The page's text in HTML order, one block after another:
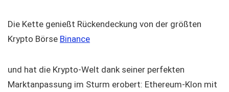
Die Kette genießt Rückendeckung von der größten
Krypto Börse Binance
und hat die Krypto-Welt dank seiner perfekten
Marktanpassung im Sturm erobert: Ethereum-Klon mit